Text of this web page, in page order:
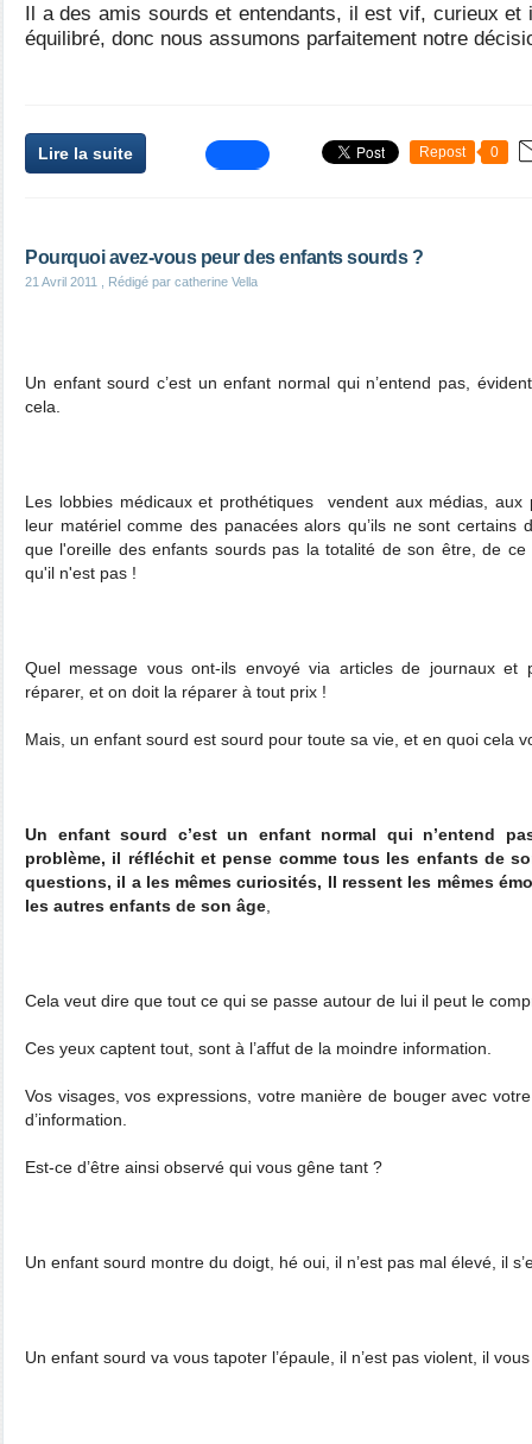
Il a des amis sourds et entendants, il est vif, curieux et
équilibré, donc nous assumons parfaitement notre
Lire la suite Repost 0
Pourquoi avez-vous peur des enfants sourds ?
21 Avril 2011 , Rédigé par catherine Vella
Un enfant sourd c’est un enfant normal qui n’entend pas,
cela.
Les lobbies médicaux et prothétiques
vendent aux médias, aux
leur matériel comme des panacées alors qu’ils ne sont certains
que l'oreille des enfants sourds pas la totalité de son être, de
qu'il n'est pas !
Quel message vous ont-ils envoyé via articles de journaux et
réparer, et on doit la réparer à tout prix !
Mais, un enfant sourd est sourd pour toute sa vie, et en quoi cela
Un enfant sourd c’est un enfant normal qui n’entend
problème, il réfléchit et pense comme tous les enfants de
questions, il a les mêmes curiosités, Il ressent les mêmes
les autres enfants de son âge
Cela veut dire que tout ce qui se passe autour de lui il peut le
Ces yeux captent tout, sont à l’affut de la moindre information.
Vos visages, vos expressions, votre manière de bouger avec
d’information.
Est-ce d’être ainsi observé qui vous gêne tant ?
Un enfant sourd montre du doigt, hé oui, il n’est pas mal élevé, il
Un enfant sourd va vous tapoter l’épaule, il n’est pas violent, il